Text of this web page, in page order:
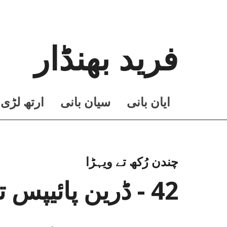
فرید بھنڈار
ايان بانی سيان بانی ارتھ لڑی
چندن رُکھ تے ویہڑا
42 - ڈرین پائیپس توں پہلوں دی کوئی گل